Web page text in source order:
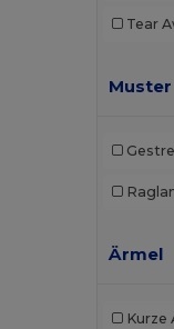
B&C
Bag
Tear
Muster
Ärmel
Kurze